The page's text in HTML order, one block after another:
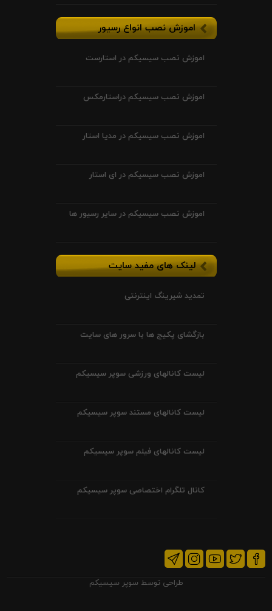
اموزش نصب انواع رسیور
اموزش نصب سیسیکم در استارست
اموزش نصب سیسیکم دراستارمکس
اموزش نصب سیسیکم در مدیا استار
اموزش نصب سیسیکم در ای استار
اموزش نصب سیسیکم در سایر رسیور ها
لینک های مفید سایت
تمدید شیرینگ اینترنتی
بازگشای پکیج ها با سرور های سایت
لیست کانالهای ورزشی سوپر سیسیکم
لیست کانالهای مستند سوپر سیسیکم
لیست کانالهای فیلم سوپر سیسیکم
کانال تلگرام اختصاصی سوپر سیسیکم
طراحی توسط سوپر سیسیکم